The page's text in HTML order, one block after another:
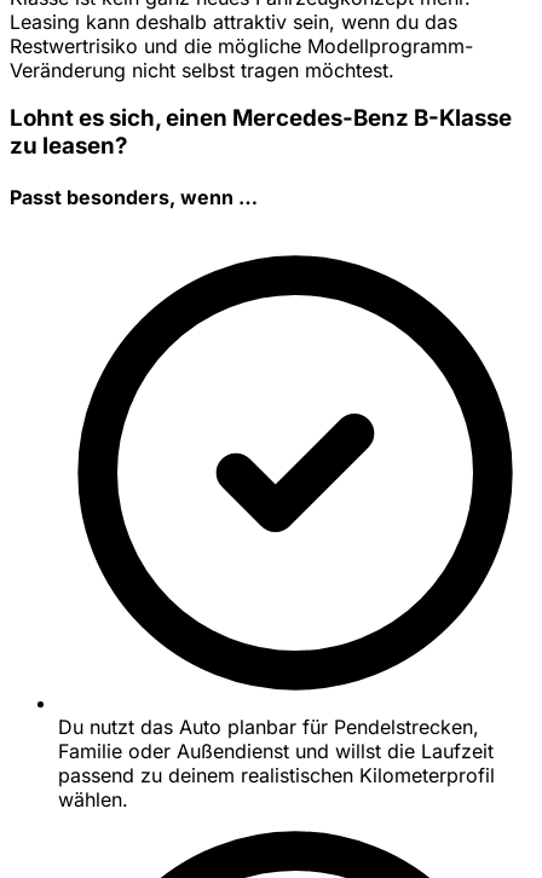
Leasing kann deshalb attraktiv sein, wenn du das
Restwertrisiko und die mögliche Modellprogramm-
Veränderung nicht selbst tragen möchtest.
Lohnt es sich, einen Mercedes-Benz B-Klasse
zu leasen?
Passt besonders, wenn …
Du nutzt das Auto planbar für Pendelstrecken,
Familie oder Außendienst und willst die Laufzeit
passend zu deinem realistischen Kilometerprofil
wählen.